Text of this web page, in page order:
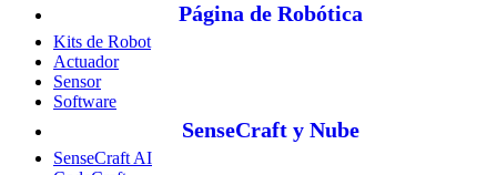
Página de Robótica
Kits de Robot
Actuador
Sensor
Software
SenseCraft y Nube
SenseCraft AI